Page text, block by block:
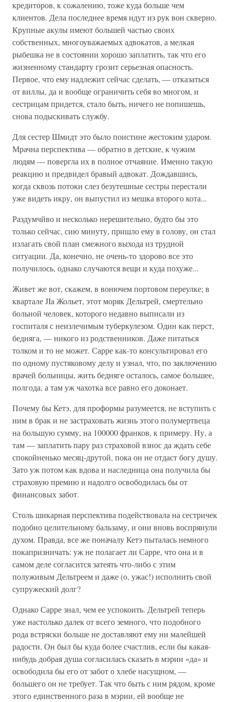
кредиторов, к сожалению, тоже куда больше чем
клиентов. Дела последнее время идут из рук вон скверно.
Крупные акулы имеют большей частью своих
собственных, многоуважаемых адвокатов, а мелкая
рыбешка не в состоянии хорошо заплатить, так что его
жизненному стандарту грозит серьезная опасность.
Первое, что ему надлежит сейчас сделать, — отказаться
от виллы, да и вообще ограничить себя во многом, и
сестрицам придется, стало быть, ничего не попишешь,
снова подыскивать службу.
Для сестер Шмидт это было поистине жестоким ударом.
Мрачна перспектива — обратно в детские, к чужим
людям — повергла их в полное отчаяние. Именно такую
реакцию и предвидел бравый адвокат. Дождавшись,
когда сквозь потоки слез безутешные сестры перестали
уже видеть икру, он выпустил из мешка второго кота...
Раздумчйво и несколько нерешительно, будто бы это
только сейчас, сию минуту, пришло ему в голову, он стал
излагать свой план смежного выхода из трудной
ситуации. Да, конечно, не очень-то здорово все это
получилось, однако случаются вещи и куда похуже...
Живет же вот, скажем, в вонючем портовом переулке; в
квартале JIa Жольет, этот моряк Дельтрей, смертельно
больной человек, которого недавно выписали из
госпиталя с неизлечимым туберкулезом. Один как перст,
бедняга, — никого из родственников. Даже питаться
толком и то не может. Сарре как-то консультировал его
по одному пустяковому делу и узнал, что, по заключению
врачей больницы, жить бедняге осталось, самое большее,
полгода, а там уж чахотка все равно его доконает.
Почему бы Кетэ, для проформы разумеется, не вступить с
ним в брак и не застраховать жизнь этого полумертвеца
на большую сумму, на 100000 франков, к примеру. Ну, а
там — заплатить пару раз страховой взнос да ждать себе
спокойненько месяц-друтой, пока он не отдаст богу душу.
Зато уж потом как вдова и наследница она получила бы
страховую премию и надолго освободилась бы от
финансовых забот.
Столь шикарная перспектива подействовала на сестричек
подобно целительному бальзаму, и они вновь воспрянули
духом. Правда, все же поначалу Кетэ пыталась немного
покапризничать: уж не полагает ли Сарре, что она и в
самом деле согласится затеять что-либо с этим
полуживым Дельтреем и даже (о, ужас!) исполнить свой
супружеский долг?
Однако Сарре знал, чем ее успокоить. Дельтрей теперь
уже настолько далек от всего земного, что подобного
рода встряски больше не доставляют ему ни малейшей
радости. Он был бы куда более счастлив, если бы какая-
нибудь добрая душа согласилась сказать в мэрии «да» и
освободила бы его от забот о хлебе насущном, —
большего он не требует. Так что быть с ним рядом, кроме
этого единственного раза в мэрии, ей вообще не